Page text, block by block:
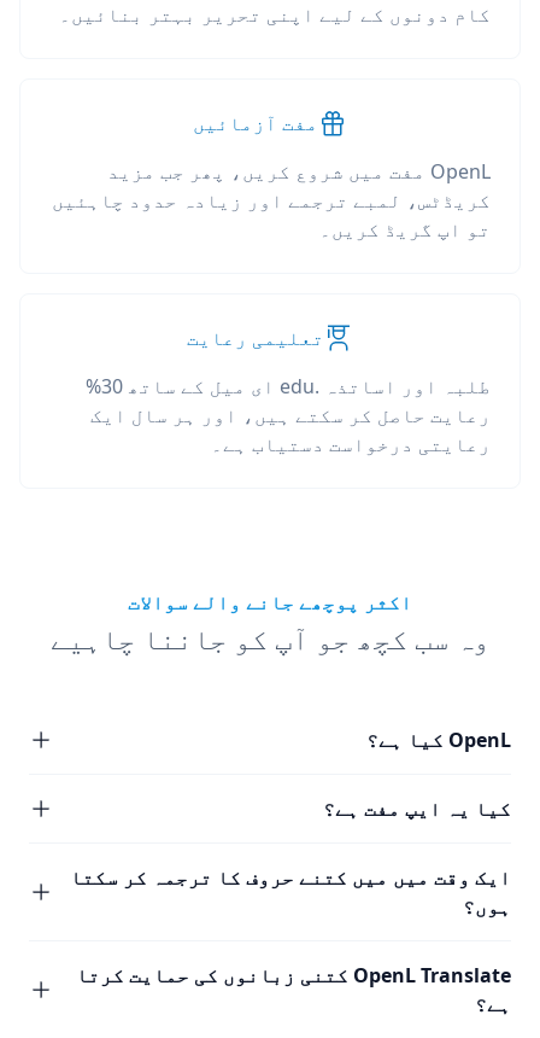
کام دونوں کے لیے اپنی تحریر بہتر بنائیں۔
مفت آزمائیں
OpenL مفت میں شروع کریں، پھر جب مزید
کریڈٹس، لمبے ترجمے اور زیادہ حدود چاہئیں
تو اپ گریڈ کریں۔
تعلیمی رعایت
طلبہ اور اساتذہ .edu ای میل کے ساتھ 30%
رعایت حاصل کر سکتے ہیں، اور ہر سال ایک
رعایتی درخواست دستیاب ہے۔
اکثر پوچھے جانے والے سوالات
وہ سب کچھ جو آپ کو جاننا چاہیے
OpenL کیا ہے؟
کیا یہ ایپ مفت ہے؟
ایک وقت میں میں کتنے حروف کا ترجمہ کر سکتا
ہوں؟
OpenL Translate کتنی زبانوں کی حمایت کرتا
ہے؟